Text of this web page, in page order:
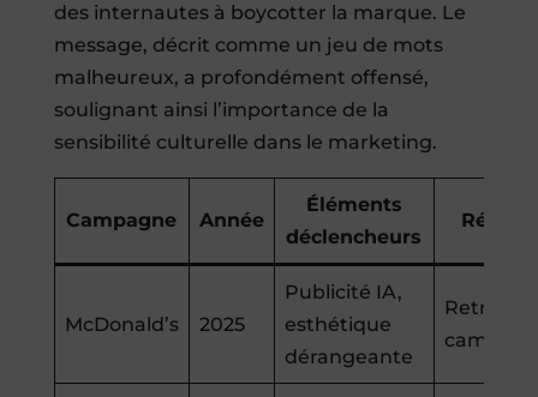
des internautes à boycotter la marque. Le
message, décrit comme un jeu de mots
malheureux, a profondément offensé,
soulignant ainsi l’importance de la
sensibilité culturelle dans le marketing.
Campagne Année
Éléments
déclencheurs
McDonald’s 2025
Publicité IA,
esthétique
dérangeante
Retrait